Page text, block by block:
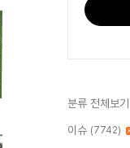
분류 전체보기
이슈 (7742)